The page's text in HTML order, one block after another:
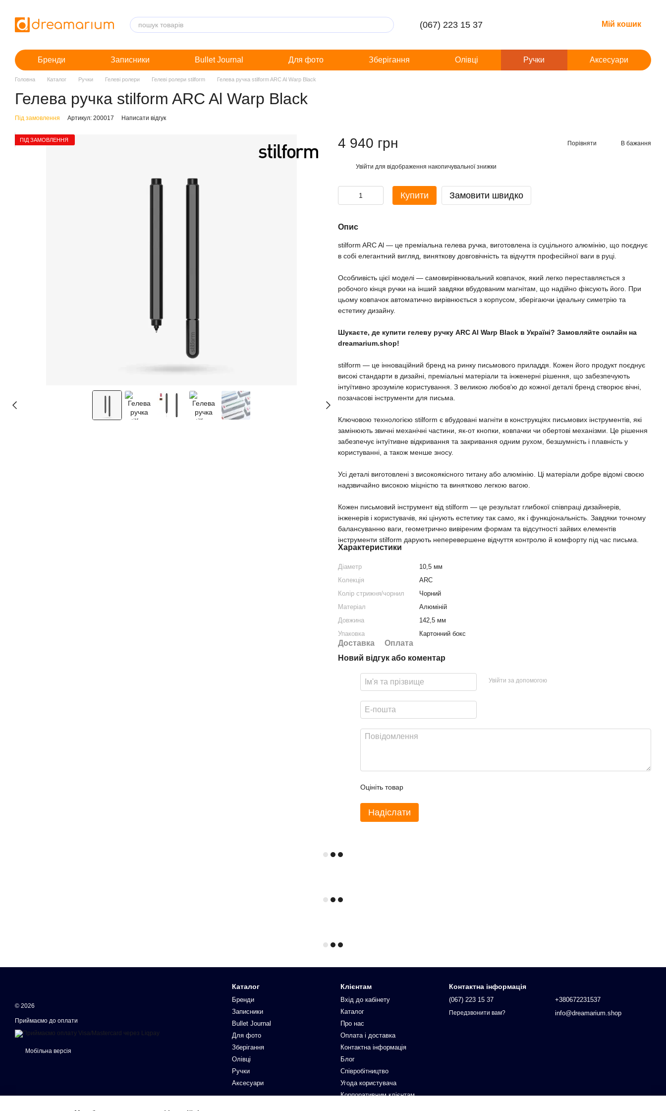
(067) 223 15 37 Мій кошик
Бренди Записники Bullet Journal Для фото Зберігання Олівці Ручки Аксесуари
Головна Каталог Ручки Гелеві ролери Гелеві ролери stilform Гелева ручка stilform ARC Al Warp Black
Гелева ручка stilform ARC Al Warp Black
Під замовлення Артикул: 200017 Написати відгук
ПІД ЗАМОВЛЕННЯ 4 940 грн Порівняти В бажання
Увійти для відображення накопичувальної знижки
Купити Замовити швидко
Опис
stilform ARC Al — це преміальна гелева ручка, виготовлена із суцільного алюмінію, що поєднує
в собі елегантний вигляд, виняткову довговічність та відчуття професійної ваги в руці.
Особливість цієї моделі — самовирівнювальний ковпачок, який легко переставляється з
робочого кінця ручки на інший завдяки вбудованим магнітам, що надійно фіксують його. При
цьому ковпачок автоматично вирівнюється з корпусом, зберігаючи ідеальну симетрію та
естетику дизайну.
Шукаєте, де купити гелеву ручку ARC Al Warp Black в Україні? Замовляйте онлайн на
dreamarium.shop!
stilform — це інноваційний бренд на ринку письмового приладдя. Кожен його продукт поєднує
високі стандарти в дизайні, преміальні матеріали та інженерні рішення, що забезпечують
інтуїтивно зрозуміле користування. З великою любов'ю до кожної деталі бренд створює вічні,
позачасові інструменти для письма.
Ключовою технологією stilform є вбудовані магніти в конструкціях письмових інструментів, які
замінюють звичні механічні частини, як-от кнопки, ковпачки чи обертові механізми. Це рішення
забезпечує інтуїтивне відкривання та закривання одним рухом, безшумність і плавність у
користуванні, а також менше зносу.
Усі деталі виготовлені з високоякісного титану або алюмінію. Ці матеріали добре відомі своєю
надзвичайно високою міцністю та винятково легкою вагою.
Кожен письмовий інструмент від stilform — це результат глибокої співпраці дизайнерів,
інженерів і користувачів, які цінують естетику так само, як і функціональність. Завдяки точному
балансуванню ваги, геометрично вивіреним формам та відсутності зайвих елементів
інструменти stilform дарують неперевершене відчуття контролю й комфорту під час письма.
Характеристики
Діаметр
10,5 мм
Колекція
ARC
Колір стрижня/чорнил
Чорний
Матеріал
Алюміній
Довжина
142,5 мм
Упаковка
Картонний бокс
Доставка
Оплата
Новий відгук або коментар
Увійти за допомогою
Оцініть товар
Надіслати
© 2026
Приймаємо до оплати
Мобільна версія
Каталог
Бренди
Записники
Bullet Journal
Для фото
Зберігання
Олівці
Ручки
Аксесуари
Клієнтам
Вхід до кабінету
Каталог
Про нас
Оплата і доставка
Контактна інформація
Блог
Співробітництво
Угода користувача
Корпоративним клієнтам
Контактна інформація
(067) 223 15 37
Передзвонити вам?
+380672231537
info@dreamarium.shop